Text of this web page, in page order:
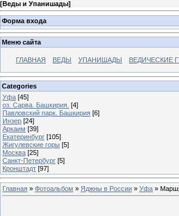
[Веды и Упанишады]
Форма входа
Меню сайта
ГЛАВНАЯ ВЕДЫ УПАНИШАДЫ ВЕДИЧЕСКИЕ
Categories
Уфа [45]
оз. Сарва. Башкирия. [4]
Павловский парк. Башкирия [6]
Инзер [24]
Аркаим [39]
Екатеринбург [105]
Жигулевские горы [5]
Москва [25]
Санкт-Петербург [5]
Кронштадт [97]
Главная » Фотоальбом » Яджны в России » Уфа »